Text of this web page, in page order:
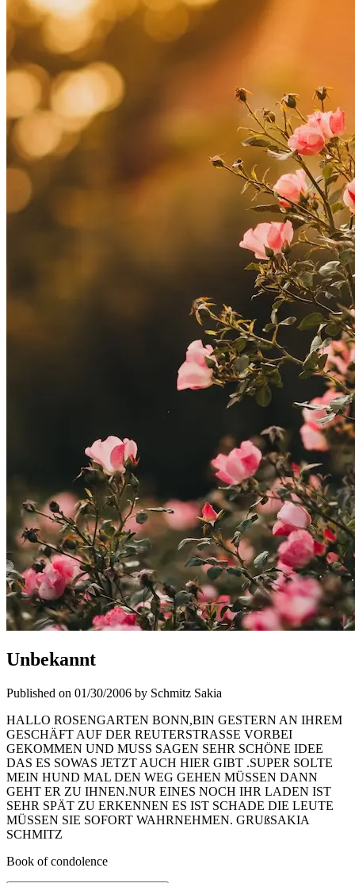
Unbekannt
Published on 01/30/2006 by Schmitz Sakia
HALLO ROSENGARTEN BONN,BIN GESTERN AN IHREM
GESCHÄFT AUF DER REUTERSTRASSE VORBEI
GEKOMMEN UND MUSS SAGEN SEHR SCHÖNE IDEE
DAS ES SOWAS JETZT AUCH HIER GIBT .SUPER SOLTE
MEIN HUND MAL DEN WEG GEHEN MÜSSEN DANN
GEHT ER ZU IHNEN.NUR EINES NOCH IHR LADEN IST
SEHR SPÄT ZU ERKENNEN ES IST SCHADE DIE LEUTE
MÜSSEN SIE SOFORT WAHRNEHMEN. GRUßSAKIA
SCHMITZ
Book of condolence